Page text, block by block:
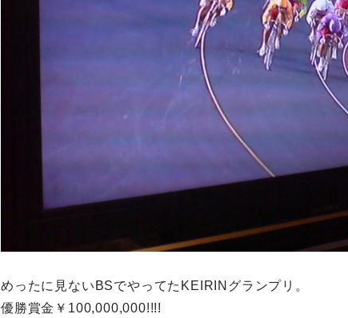
めったに見ないBSでやってたKEIRINグランプリ。
優勝賞金￥100,000,000!!!!